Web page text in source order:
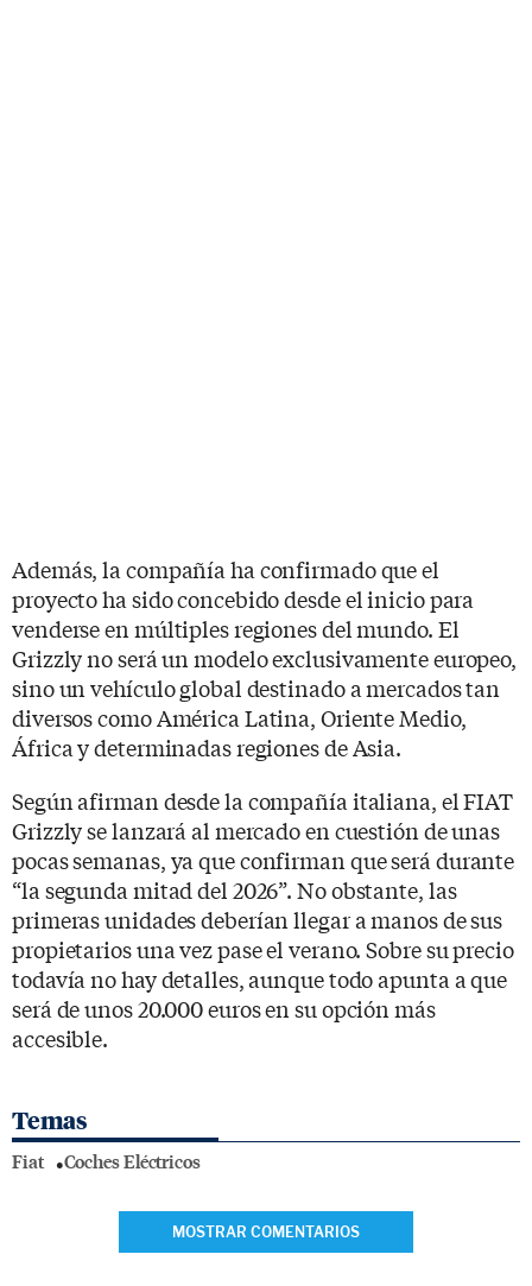
Además, la compañía ha confirmado que el
proyecto ha sido concebido desde el inicio para
venderse en múltiples regiones del mundo. El
Grizzly no será un modelo exclusivamente europeo,
sino un vehículo global destinado a mercados tan
diversos como América Latina, Oriente Medio,
África y determinadas regiones de Asia.
Según afirman desde la compañía italiana, el FIAT
Grizzly se lanzará al mercado en cuestión de unas
pocas semanas, ya que confirman que será durante
“la segunda mitad del 2026”. No obstante, las
primeras unidades deberían llegar a manos de sus
propietarios una vez pase el verano. Sobre su precio
todavía no hay detalles, aunque todo apunta a que
será de unos 20.000 euros en su opción más
accesible.
Temas
Fiat Coches Eléctricos
MOSTRAR COMENTARIOS